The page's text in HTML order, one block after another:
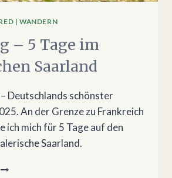
| WANDERN
– 5 Tage im
Saarland
Deutschlands schönster
An der Grenze zu Frankreich
ich mich für 5 Tage auf den
Saarland.
BLIESSTEIG